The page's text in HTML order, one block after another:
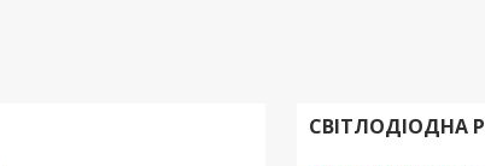
СВІТЛОДІОДНА